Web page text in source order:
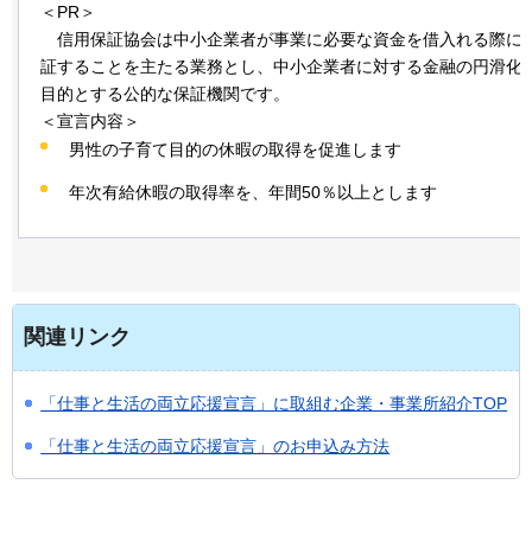
＜PR＞
信用保証協会は中小企業者が事業に必要な資金を借入れる際に
証することを主たる業務とし、中小企業者に対する金融の円滑化
目的とする公的な保証機関です。
＜宣言内容＞
男性の子育て目的の休暇の取得を促進します
年次有給休暇の取得率を、年間50％以上とします
関連リンク
「仕事と生活の両立応援宣言」に取組む企業・事業所紹介TOP
「仕事と生活の両立応援宣言」のお申込み方法